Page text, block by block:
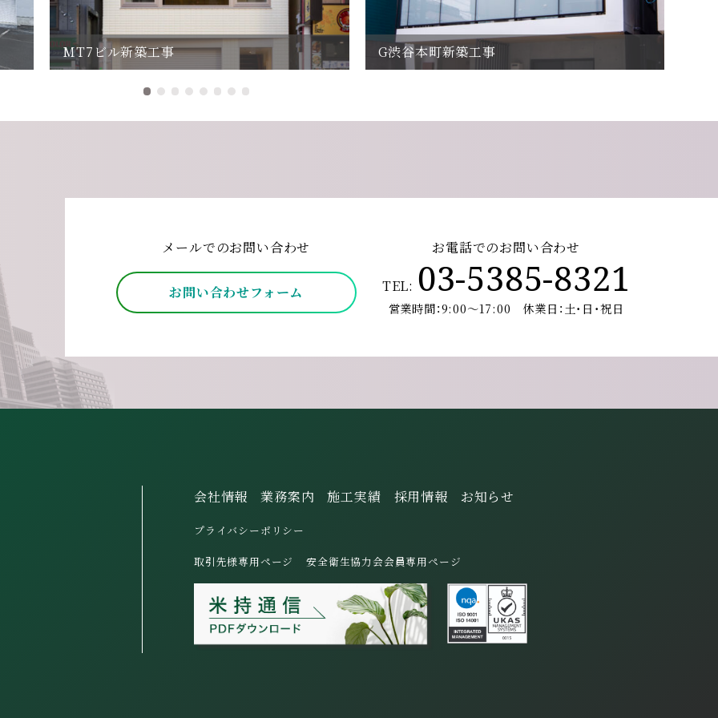
MT7ビル新築工事 G渋谷本町新築工事
メールでのお問い合わせ
お問い合わせフォーム
お電話でのお問い合わせ
TEL: 03-5385-8321
営業時間：9:00～17:00 休業日：土･日･祝日
会社情報 業務案内 施工実績 採用情報 お知らせ
プライバシーポリシー
取引先様専用ページ 安全衛生協力会会員専用ページ